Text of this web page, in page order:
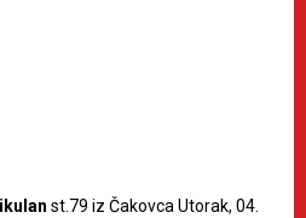
st.79 iz Čakovca Utorak, 04.